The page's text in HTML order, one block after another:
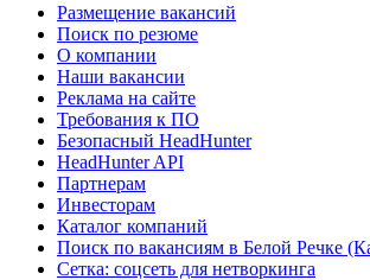
Размещение вакансий
Поиск по резюме
О компании
Наши вакансии
Реклама на сайте
Требования к ПО
Безопасный HeadHunter
HeadHunter API
Партнерам
Инвесторам
Каталог компаний
Поиск по вакансиям в Белой Речке
Сетка: соцсеть для нетворкинга